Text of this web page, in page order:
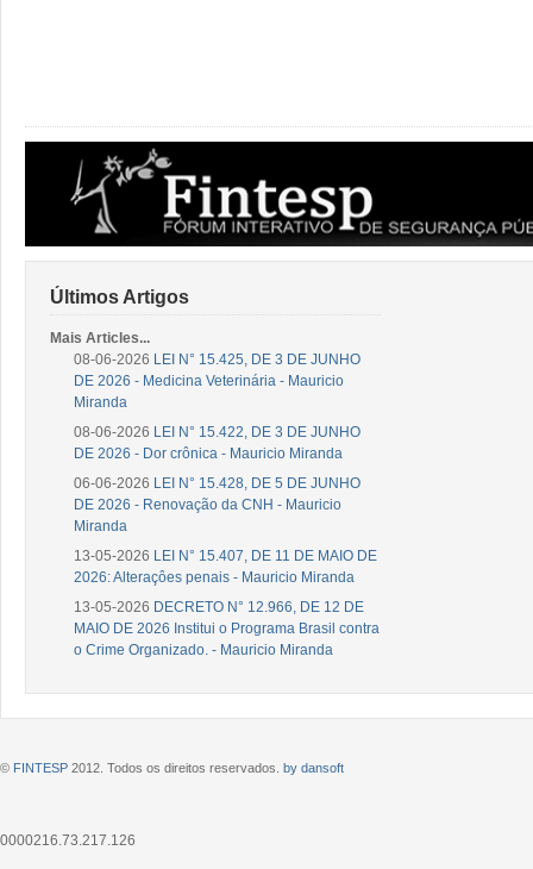
Últimos Artigos
Mais Articles...
08-06-2026 LEI N° 15.425, DE 3 DE JUNHO
DE 2026 - Medicina Veterinária - Mauricio
Miranda
08-06-2026 LEI N° 15.422, DE 3 DE JUNHO
DE 2026 - Dor crônica - Mauricio Miranda
06-06-2026 LEI N° 15.428, DE 5 DE JUNHO
DE 2026 - Renovação da CNH - Mauricio
Miranda
13-05-2026 LEI N° 15.407, DE 11 DE MAIO DE
2026: Alteraçôes penais - Mauricio Miranda
13-05-2026 DECRETO N° 12.966, DE 12 DE
MAIO DE 2026 Institui o Programa Brasil contra
o Crime Organizado. - Mauricio Miranda
© FINTESP 2012. Todos os direitos reservados. by dansoft
0000216.73.217.126